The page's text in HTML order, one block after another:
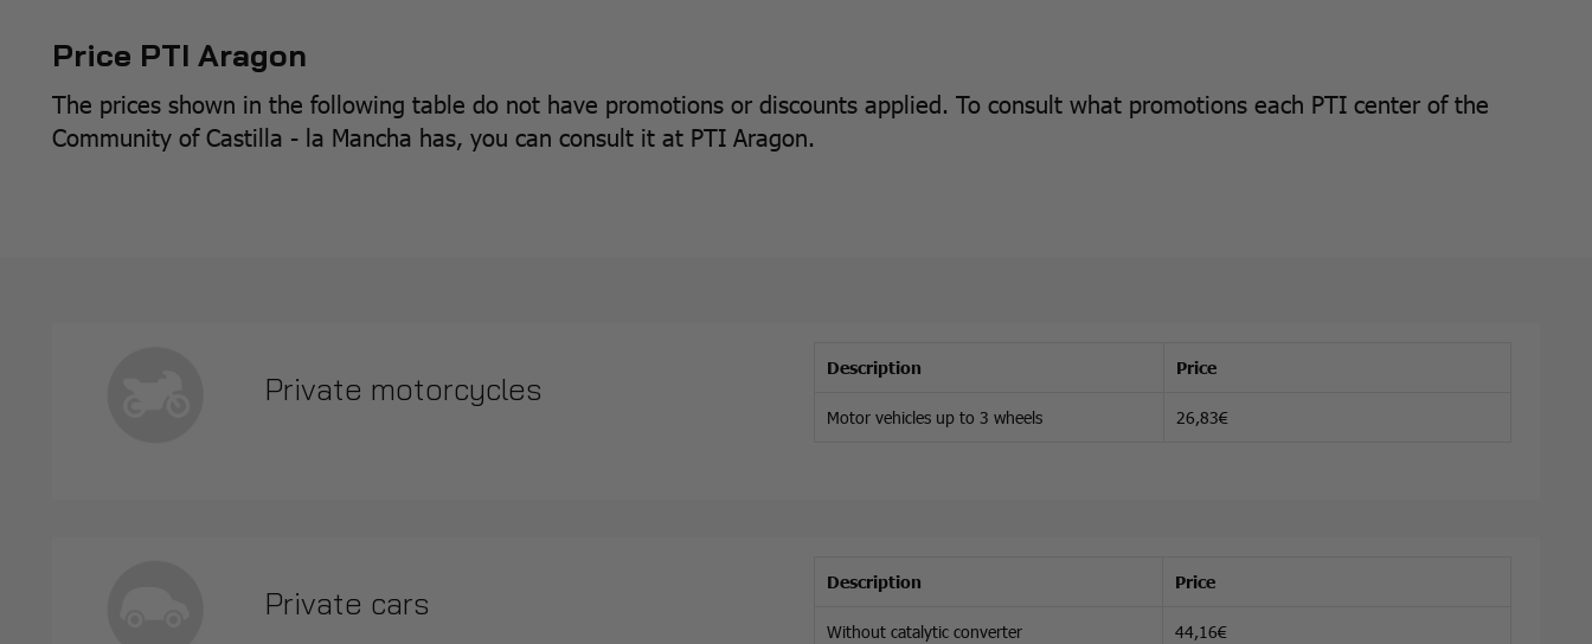
Price PTI Aragon
The prices shown in the following table do not have promotions or discounts applied. To consult what promotions each PTI center of the
Community of Castilla - la Mancha has, you can consult it at PTI Aragon.
Private motorcycles
Description Price
Motor vehicles up to 3 wheels 26,83€
Private cars
Description Price
Without catalytic converter 44,16€